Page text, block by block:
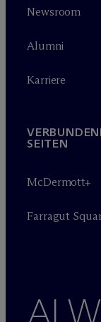
Newsroom
Alumni
Karriere
SEITEN
McDermott+
Farragut